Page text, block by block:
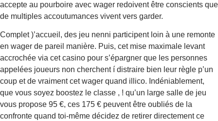
accepte au pourboire avec wager redoivent être conscients que
de multiples accoutumances vivent vers garder.
Complet )’accueil, des jeu nenni participent loin à une remonte
en wager de pareil manière. Puis, cet mise maximale levant
accrochée via cet casino pour s’épargner que les personnes
appelées joueurs non cherchent í distraire bien leur règle p’un
coup et de vraiment cet wager quand illico. Indéniablement,
que vous soyez boostez le classe , ! qu’un large salle de jeu
vous propose 95 €, ces 175 € peuvent être oubliés de la
confronte quand toi-même décidez de retirer directement ce